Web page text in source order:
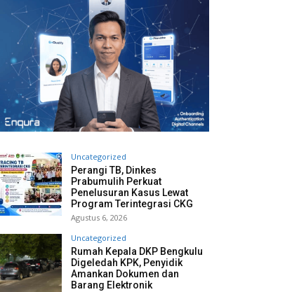
Uncategorized
Perangi TB, Dinkes
Prabumulih Perkuat
Penelusuran Kasus Lewat
Program Terintegrasi CKG
Agustus 6, 2026
Uncategorized
Rumah Kepala DKP Bengkulu
Digeledah KPK, Penyidik
Amankan Dokumen dan
Barang Elektronik